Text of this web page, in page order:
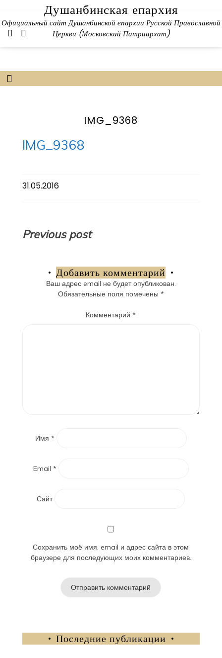
content
Душанбинская епархия
Официальный сайт Душанбинской епархии Русской Православной
Церкви (Московский Патриархат)
IMG_9368
IMG_9368
31.05.2016
Навигация
записям
Previous post
Добавить комментарий
Ваш адрес email не будет опубликован.
Обязательные поля помечены *
Комментарий*
Имя *
Email *
Сайт
Сохранить моё имя, email и адрес сайта в этом
браузере для последующих моих комментариев.
Последние публикации